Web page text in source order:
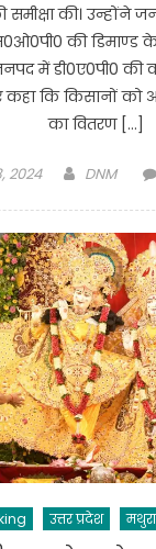
की। उन्होंने
की डिमाण्ड के
में डी0ए0पी0 की
कहा कि किसानों को
का वितरण […]
2024 Author
DNM
उत्तर प्रदेश मथुरा